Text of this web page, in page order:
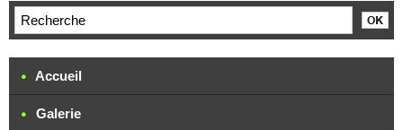
Accueil
Galerie